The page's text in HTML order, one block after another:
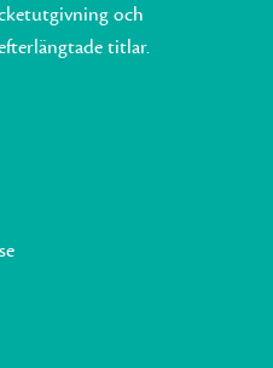
och
titlar.